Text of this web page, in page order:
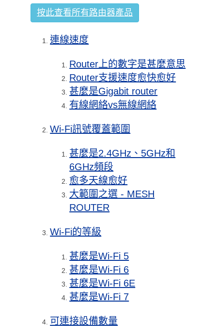
按此查看所有路由器產品
連線速度
Router上的數字是甚麼意思
Router支援速度愈快愈好
甚麼是Gigabit router
有線網絡vs無線網絡
Wi-Fi訊號覆蓋範圍
甚麼是2.4GHz、5GHz和
6GHz頻段
愈多天線愈好
大範圍之選 - MESH
ROUTER
Wi-Fi的等級
甚麼是Wi-Fi 5
甚麼是Wi-Fi 6
甚麼是Wi-Fi 6E
甚麼是Wi-Fi 7
可連接設備數量